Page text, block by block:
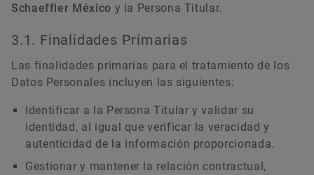
Schaeffler México y la Persona Titular.
3.1. Finalidades Primarias
Las finalidades primarias para el tratamiento de los
Datos Personales incluyen las siguientes:
Identificar a la Persona Titular y validar su
identidad, al igual que verificar la veracidad y
autenticidad de la información proporcionada.
Gestionar y mantener la relación contractual,